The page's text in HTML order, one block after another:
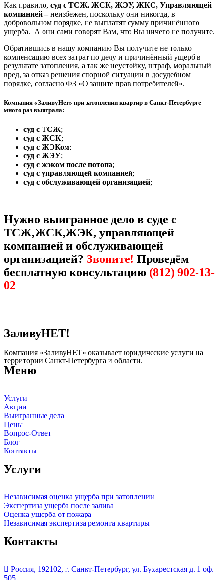
Как правило, суд с ТСЖ, ЖСК, ЖЭУ, ЖКС, Управляющей
компанией –неизбежен, поскольку они никогда, в
добровольном порядке, не выплатят сумму причинённого
ущерба. А они сами говорят Вам, что Вы ничего не получите.
Обратившись в нашу компанию Вы получите не только
компенсацию всех затрат по делу и причинённый ущерб в
результате затопления, а так же неустойку, штраф, моральный
вред, за отказ решения спорной ситуации в досудебном
порядке, согласно ФЗ «О защите прав потребителей».
Компания «ЗаливуНет» при затоплении квартир в Санкт-Петербурге
много раз выиграла:
суд с ТСЖ;
суд с ЖСК;
суд с ЖЭКом;
суд с ЖЭУ;
суд с жэком после потопа;
суд с управляющей компанией;
суд с обслуживающей организацией;
Нужно выигранное дело в суде с
ТСЖ,ЖСК,ЖЭК, управляющей
компанией и обслуживающей
организацией? Звоните! Проведём
бесплатную консультацию (812) 902-13-
02
ЗаливуНЕТ!
Компания «ЗаливуНЕТ» оказывает юридические услуги на
территории Санкт-Петербурга и области.
Меню
Услуги
Акции
Выигранные дела
Цены
Вопрос-Ответ
Блог
Контакты
Услуги
Независимая оценка ущерба при затоплении
Экспертиза ущерба после залива
Оценка ущерба от пожара
Независимая экспертиза ремонта квартиры
Контакты
Россия, 192102, г. Санкт-Петербург, ул. Бухарестская д. 1 оф.
505